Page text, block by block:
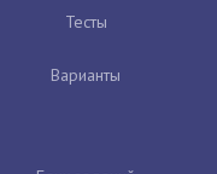
Тесты
Варианты